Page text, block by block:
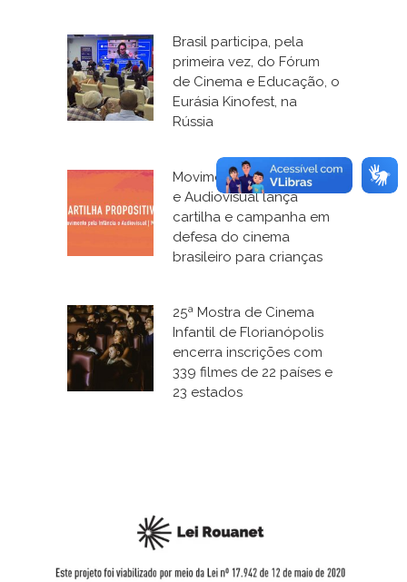
Brasil participa, pela
primeira vez, do Fórum
de Cinema e Educação, o
Eurásia Kinofest, na
Rússia
Movimento pela Infância
e Audiovisual lança
cartilha e campanha em
defesa do cinema
brasileiro para crianças
25ª Mostra de Cinema
Infantil de Florianópolis
encerra inscrições com
339 filmes de 22 países e
23 estados